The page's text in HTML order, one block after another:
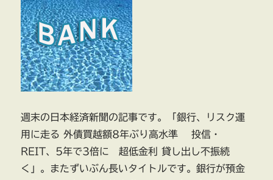
週末の日本経済新聞の記事です。「銀行、リスク運
用に走る 外債買越額8年ぶり高水準 投信・
REIT、5年で3倍に 超低金利 貸し出し不振続
く」。またずいぶん長いタイトルです。銀行が預金